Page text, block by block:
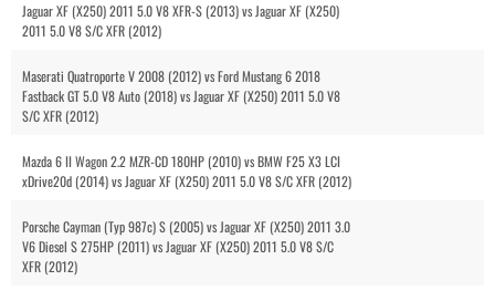
Jaguar XF (X250) 2011 5.0 V8 XFR-S (2013) vs Jaguar XF (X250)
2011 5.0 V8 S/C XFR (2012)
Maserati Quatroporte V 2008 (2012) vs Ford Mustang 6 2018
Fastback GT 5.0 V8 Auto (2018) vs Jaguar XF (X250) 2011 5.0 V8
S/C XFR (2012)
Mazda 6 II Wagon 2.2 MZR-CD 180HP (2010) vs BMW F25 X3 LCI
xDrive20d (2014) vs Jaguar XF (X250) 2011 5.0 V8 S/C XFR (2012)
Porsche Cayman (Typ 987c) S (2005) vs Jaguar XF (X250) 2011 3.0
V6 Diesel S 275HP (2011) vs Jaguar XF (X250) 2011 5.0 V8 S/C
XFR (2012)